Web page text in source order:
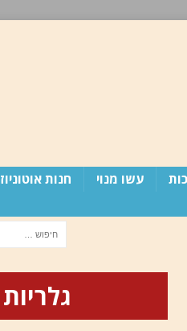
עשו מנוי חנות אוטוניוז
גלריות